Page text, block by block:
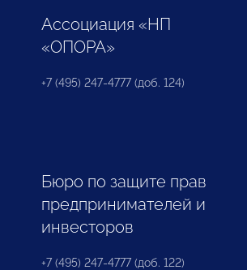
Ассоциация «НП
«ОПОРА»
+7 (495) 247-4777 (доб. 124)
Бюро по защите прав
предпринимателей и
инвесторов
+7 (495) 247-4777 (доб. 122)